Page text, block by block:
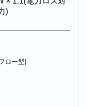
)
ロー型]